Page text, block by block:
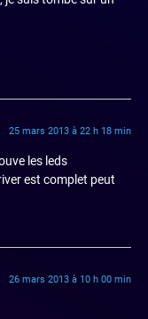
25 mars 2013 à 22 h 18 min
les leds
est complet peut
26 mars 2013 à 10 h 00 min